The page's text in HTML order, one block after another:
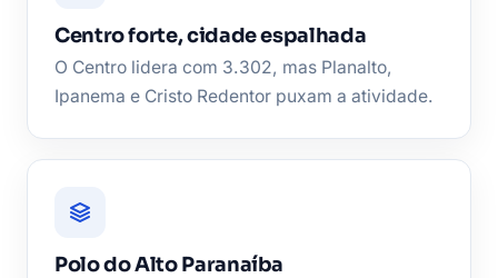
Centro forte, cidade espalhada
O Centro lidera com 3.302, mas Planalto,
Ipanema e Cristo Redentor puxam a atividade.
Polo do Alto Paranaíba